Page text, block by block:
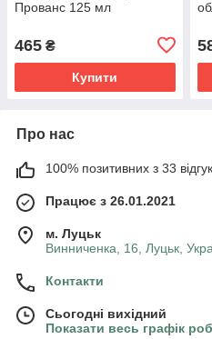
Прованс 125 мл
465 ₴
Купити
Про нас
100% позитивних з 33
Працює з 26.01.2021
м. Луцьк
Винниченка, 16, Луцьк,
Контакти
Сьогодні вихідний
Показати весь графік